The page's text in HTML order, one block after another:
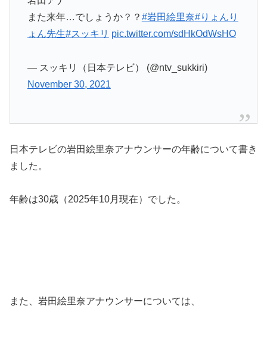
また来年…でしょうか？？ #岩田絵里奈#りょんり
ょん先生#スッキリ pic.twitter.com/sdHkOdWsHO
— スッキリ（日本テレビ） (@ntv_sukkiri)
November 30, 2021
日本テレビの岩田絵里奈アナウンサーの年齢について書き
ました。
年齢は30歳（2025年10月現在）でした。
また、岩田絵里奈アナウンサーについては、